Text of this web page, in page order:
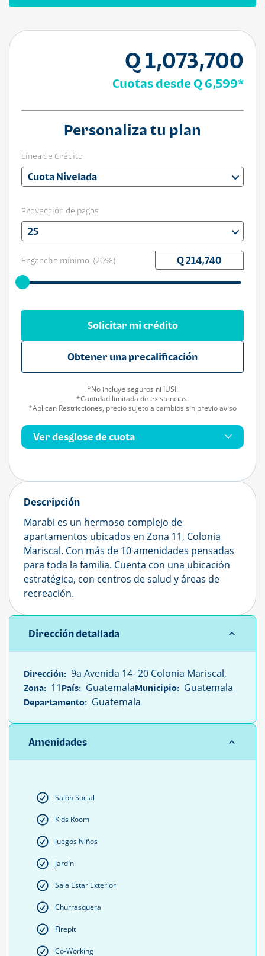
Descripción
Marabi es un hermoso complejo de
apartamentos ubicados en Zona 11, Colonia
Mariscal. Con más de 10 amenidades pensadas
para toda la familia. Cuenta con una ubicación
estratégica, con centros de salud y áreas de
recreación.
Dirección detallada
Dirección: 9a Avenida 14- 20 Colonia Mariscal,
Zona: 11 País: GuatemalaMunicipio: Guatemala
Departamento: Guatemala
Amenidades
Salón Social
Kids Room
Juegos Niños
Jardín
Sala Estar Exterior
Churrasquera
Firepit
Co-Working
Q 1,073,700
Cuotas desdeQ 6,599*
Personaliza tu plan
Línea de Crédito
Cuota Nivelada
Proyección de pagos
25
Enganche mínimo: (20%)
Ver desglose de cuota
Solicitar mi crédito
Obtener una precalificación
*No incluye seguros ni IUSI.
*Cantidad limitada de existencias.
*Aplican Restricciones, precio sujeto a cambios sin previo aviso